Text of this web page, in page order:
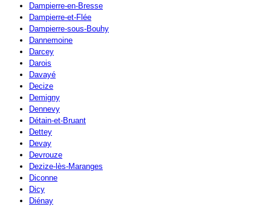
Dampierre-en-Bresse
Dampierre-et-Flée
Dampierre-sous-Bouhy
Dannemoine
Darcey
Darois
Davayé
Decize
Demigny
Dennevy
Détain-et-Bruant
Dettey
Devay
Devrouze
Dezize-lès-Maranges
Diconne
Dicy
Diénay